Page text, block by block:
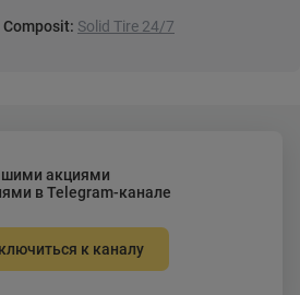
Solid Tire 24/7
акциями
в Telegram-канале
к каналу